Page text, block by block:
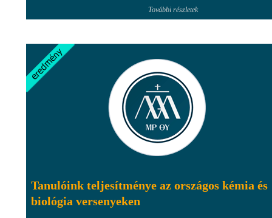
További részletek
Tanulóink teljesítménye az országos kémia és
biológia versenyeken